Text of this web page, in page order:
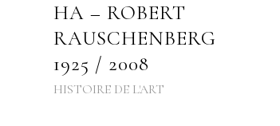
HA – ROBERT
RAUSCHENBERG
1925 / 2008
HISTOIRE DE L'ART